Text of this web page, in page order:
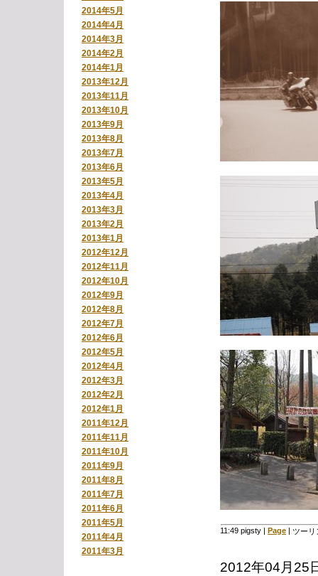
2014年5月
2014年4月
2014年3月
2014年2月
2014年1月
2013年12月
2013年11月
2013年10月
2013年9月
2013年8月
2013年7月
2013年6月
2013年5月
2013年4月
2013年3月
2013年2月
2013年1月
2012年12月
2012年11月
2012年10月
2012年9月
2012年8月
2012年7月
2012年6月
2012年5月
2012年4月
2012年3月
2012年2月
2012年1月
2011年12月
2011年11月
2011年10月
2011年9月
2011年8月
2011年7月
2011年6月
2011年5月
2011年4月
2011年3月
11:49 pigsty Page ツーリ
2012年04月25